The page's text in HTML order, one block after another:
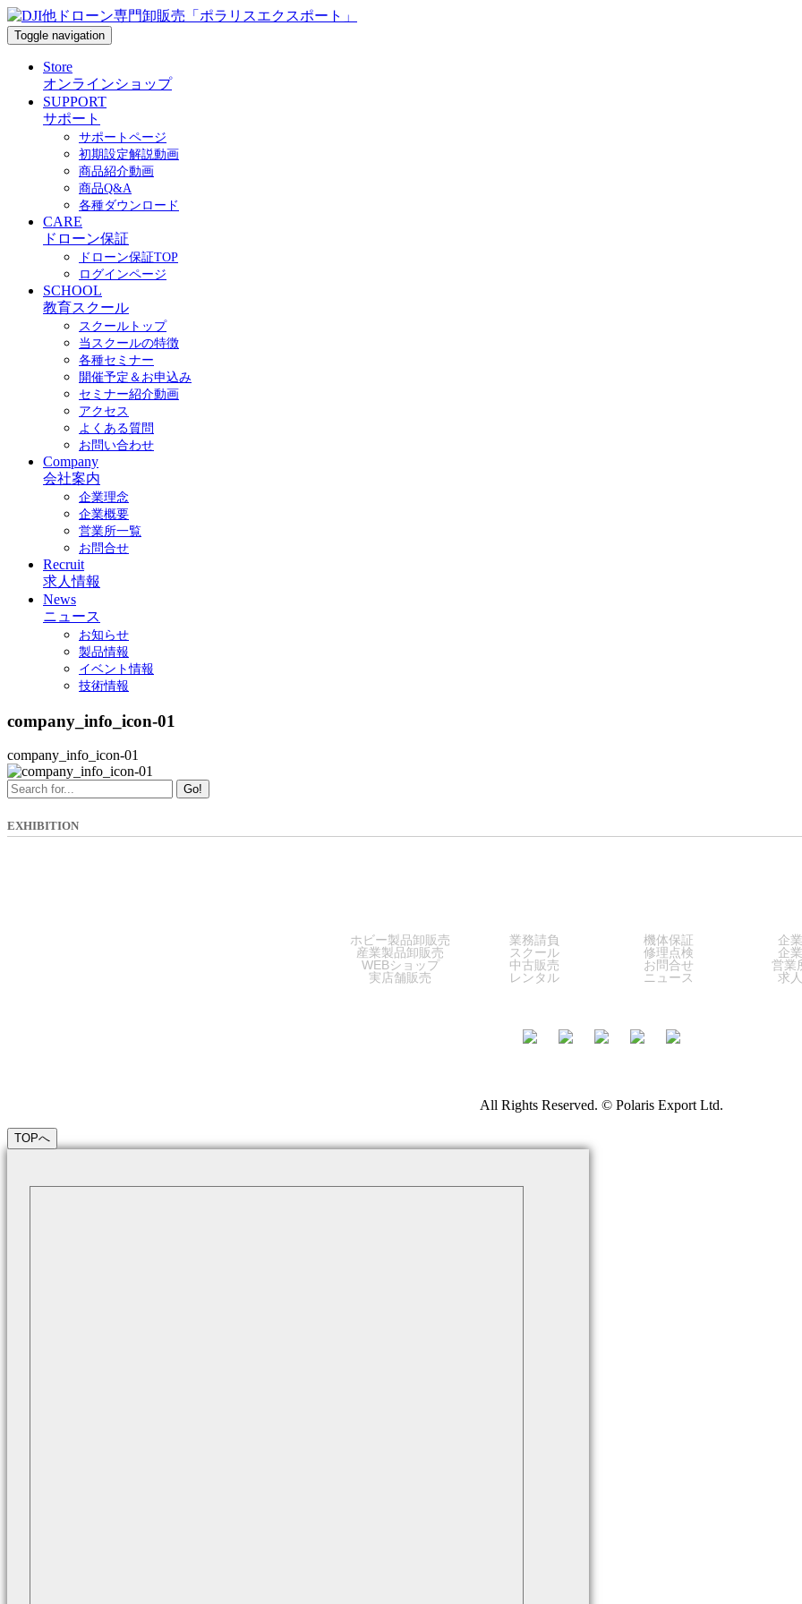
Toggle navigation
Store
オンラインショップ
SUPPORT
サポート
サポートページ
初期設定解説動画
商品紹介動画
商品Q&A
各種ダウンロード
CARE
ドローン保証
ドローン保証TOP
ログインページ
SCHOOL
教育スクール
スクールトップ
当スクールの特徴
各種セミナー
開催予定＆お申込み
セミナー紹介動画
アクセス
よくある質問
お問い合わせ
Company
会社案内
企業理念
企業概要
営業所一覧
お問合せ
Recruit
求人情報
News
ニュース
お知らせ
製品情報
イベント情報
技術情報
company_info_icon-01
company_info_icon-01
Go!
EXHIBITION
ホビー製品卸販売
産業製品卸販売
WEBショップ
実店舗販売
業務請負
スクール
中古販売
レンタル
機体保証
修理点検
お問合せ
ニュース
企
企
営業
求
All Rights Reserved. © Polaris Export Ltd.
TOPへ